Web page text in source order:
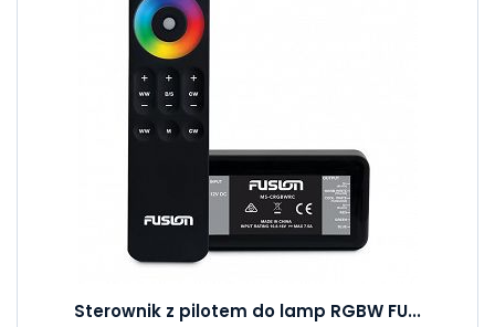
Sterownik z pilotem do lamp RGBW FU...